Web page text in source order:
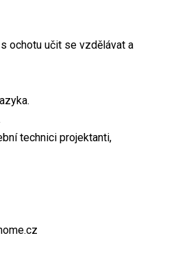
ochotu učit se vzdělávat a
technici projektanti,